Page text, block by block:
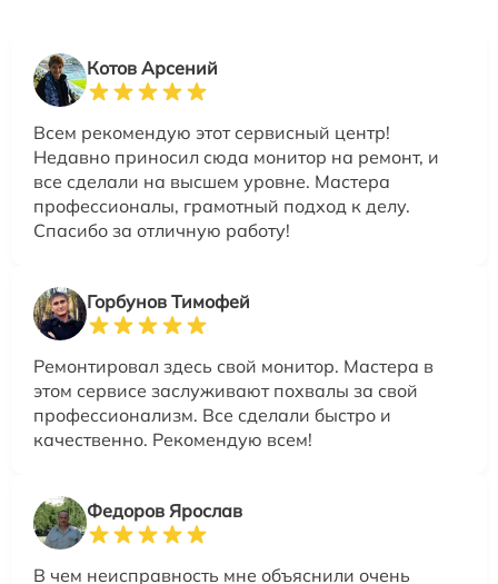
Котов Арсений
Всем рекомендую этот сервисный центр!
Недавно приносил сюда монитор на ремонт, и
все сделали на высшем уровне. Мастера
профессионалы, грамотный подход к делу.
Спасибо за отличную работу!
Горбунов Тимофей
Ремонтировал здесь свой монитор. Мастера в
этом сервисе заслуживают похвалы за свой
профессионализм. Все сделали быстро и
качественно. Рекомендую всем!
Федоров Ярослав
В чем неисправность мне объяснили очень